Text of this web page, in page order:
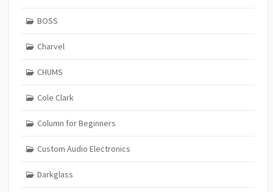
BOSS
Charvel
CHUMS
Cole Clark
Column for Beginners
Custom Audio Electronics
Darkglass